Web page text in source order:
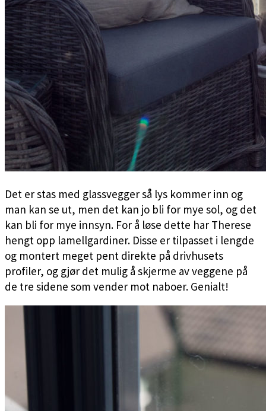
Det er stas med glassvegger så lys kommer inn og
man kan se ut, men det kan jo bli for mye sol, og det
kan bli for mye innsyn. For å løse dette har Therese
hengt opp lamellgardiner. Disse er tilpasset i lengde
og montert meget pent direkte på drivhusets
profiler, og gjør det mulig å skjerme av veggene på
de tre sidene som vender mot naboer. Genialt!